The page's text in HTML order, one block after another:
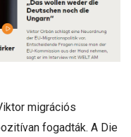
migrációs
fogadták. A Die